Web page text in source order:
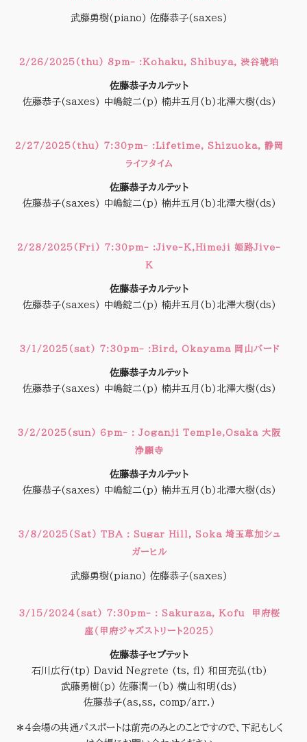
武藤勇樹(piano) 佐藤恭子(saxes)
2/26/2025(thu) 8pm- :Kohaku, Shibuya, 渋谷琥珀
佐藤恭子カルテット
佐藤恭子(saxes) 中嶋錠二(p) 楠井五月(b)北澤大樹(ds)
2/27/2025(thu) 7:30pm- :Lifetime, Shizuoka, 静岡
ライフタイム
佐藤恭子カルテット
佐藤恭子(saxes) 中嶋錠二(p) 楠井五月(b)北澤大樹(ds)
2/28/2025(Fri) 7:30pm- :Jive-K,Himeji 姫路Jive-
K
佐藤恭子カルテット
佐藤恭子(saxes) 中嶋錠二(p) 楠井五月(b)北澤大樹(ds)
3/1/2025(sat) 7:30pm- :Bird, Okayama 岡山バード
佐藤恭子カルテット
佐藤恭子(saxes) 中嶋錠二(p) 楠井五月(b)北澤大樹(ds)
3/2/2025(sun) 6pm- : Joganji Temple,Osaka 大阪
浄願寺
佐藤恭子カルテット
佐藤恭子(saxes) 中嶋錠二(p) 楠井五月(b)北澤大樹(ds)
3/8/2025(Sat) TBA : Sugar Hill, Soka 埼玉草加シュ
ガーヒル
武藤勇樹(piano) 佐藤恭子(saxes)
3/15/2024(sat) 7:30pm- : Sakuraza, Kofu 甲府桜
座（甲府ジャズストリート2025）
佐藤恭子セプテット
石川広行(tp) David Negrete (ts, fl) 和田充弘(tb)
武藤勇樹(p) 佐藤潤一(b) 横山和明(ds)
佐藤恭子(as,ss, comp/arr.)
＊4会場の共通パスポートは前売のみとのことですので、下記もしく